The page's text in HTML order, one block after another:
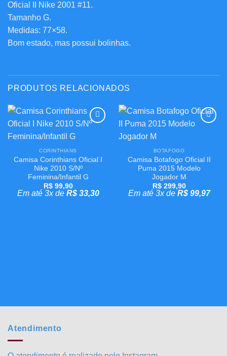
Oficial II Nike 2001 #11.
Tamanho G.
Medidas: 77×58.
Bom estado, mas possui bolinhas.
PRODUTOS RELACIONADOS
CORINTHIANS
Camisa Corinthians Oficial I
Nike 2010 S/Nº
Feminina/Infantil G
R$99,90
Em até 3x de R$33,30
BOTAFOGO
Camisa Botafogo Oficial II
Puma 2015 Modelo
Jogador M
R$299,90
Em até 3x de R$99,97
Atendimento